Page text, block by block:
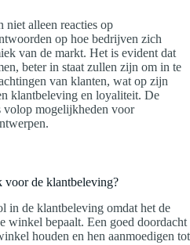
niet alleen reacties op
op hoe bedrijven zich
van de markt. Het is evident dat
beter in staat zullen zijn om in te
van klanten, wat op zijn
klantbeleving en loyaliteit. De
volop mogelijkheden voor
voor de klantbeleving?
in de klantbeleving omdat het de
winkel bepaalt. Een goed doordacht
houden en hen aanmoedigen tot